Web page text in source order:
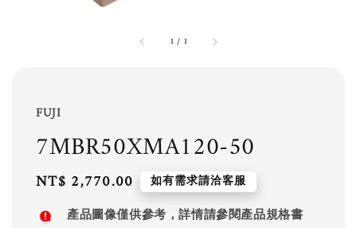
1 / 1
FUJI
7MBR50XMA120-50
Regular
price
NT$ 2,770.00 如有需求請洽客服
產品圖像僅供參考，詳情請參閱產品規格書